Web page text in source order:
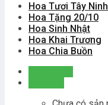
Hoa Tươi Tây Ninh
Hoa Tặng 20/10
Hoa Sinh Nhật
Hoa Khai Trương
Hoa Chia Buồn